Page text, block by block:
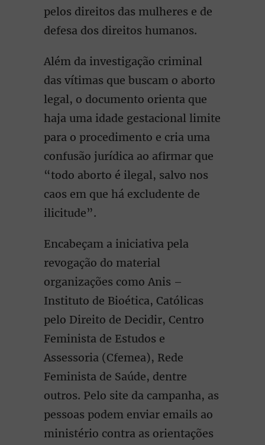
pelos direitos das mulheres e de
defesa dos direitos humanos.
Além da investigação criminal
das vítimas que buscam o aborto
legal, o documento orienta que
haja uma idade gestacional limite
para o procedimento e cria uma
confusão jurídica ao afirmar que
“todo aborto é ilegal, salvo nos
caos em que há excludente de
ilicitude”.
Encabeçam a iniciativa pela
revogação do material
organizações como Anis –
Instituto de Bioética, Católicas
pelo Direito de Decidir, Centro
Feminista de Estudos e
Assessoria (Cfemea), Rede
Feminista de Saúde, dentre
outros. Pelo site da campanha, as
pessoas podem enviar emails ao
ministério contra as orientações